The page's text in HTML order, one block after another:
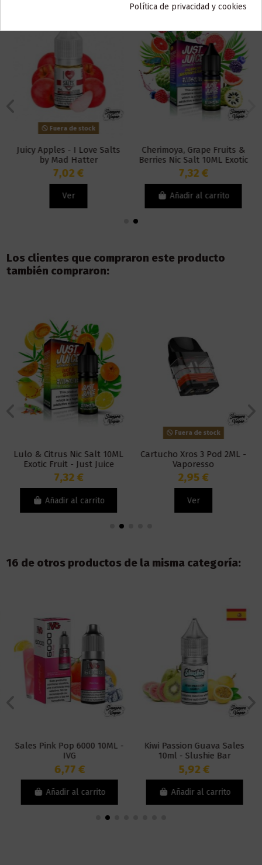
Fuera de stock
Juicy Apples - I Love Salts
by Mad Hatter
7,02 €
Ver
Cherimoya, Grape Fruits &
Berries Nic Salt 10ML Exotic
Fruit - Just Juice
7,32 €
Añadir al carrito
Los clientes que compraron este producto
también compraron:
Lulo & Citrus Nic Salt 10ML
Exotic Fruit - Just Juice
7,32 €
Añadir al carrito
Fuera de stock
Cartucho Xros 3 Pod 2ML -
Vaporesso
2,95 €
Ver
16 de otros productos de la misma categoría:
Sales Pink Pop 6000 10ML -
IVG
6,77 €
Añadir al carrito
Kiwi Passion Guava Sales
10ml - Slushie Bar
5,92 €
Añadir al carrito
Política de privacidad y cookies